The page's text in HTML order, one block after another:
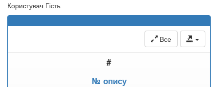
Користувач Гість
Все
#
№ опису